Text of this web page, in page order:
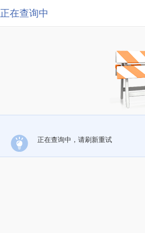
正在查询中
正在查询中，请刷新重试